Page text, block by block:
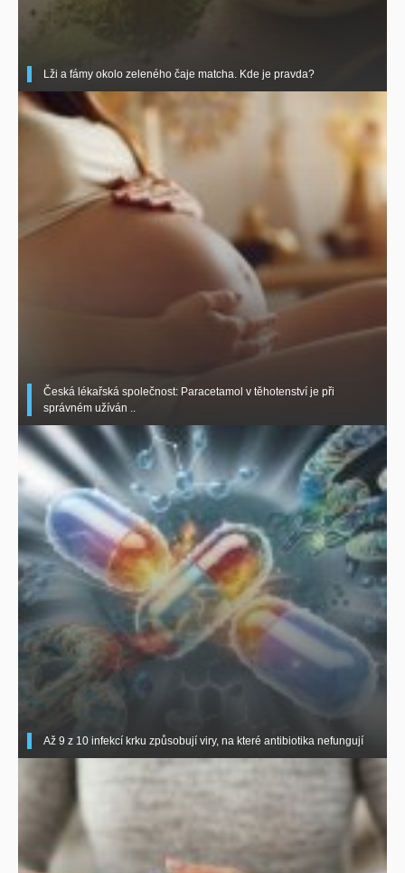
Lži a fámy okolo zeleného čaje matcha. Kde je pravda?
Česká lékařská společnost: Paracetamol v těhotenství je při
správném užíván ..
Až 9 z 10 infekcí krku způsobují viry, na které antibiotika nefungují